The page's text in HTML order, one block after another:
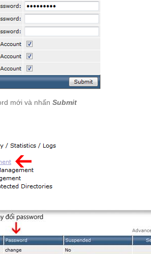
mới và nhấn Submit